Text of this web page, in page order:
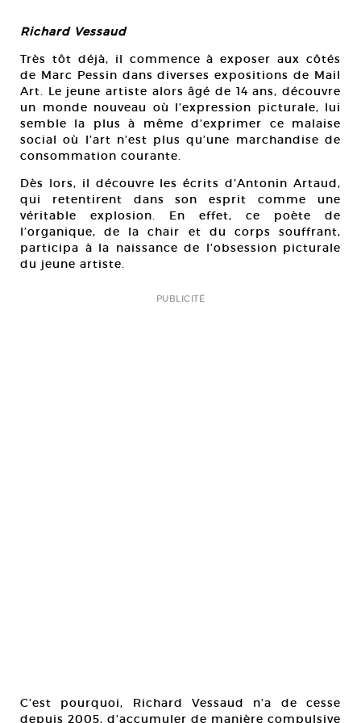
Richard Vessaud
Très tôt déjà, il commence à exposer aux côtés
de Marc Pessin dans diverses expositions de Mail
Art. Le jeune artiste alors âgé de 14 ans, découvre
un monde nouveau où l’expression picturale, lui
semble la plus à même d’exprimer ce malaise
social où l’art n’est plus qu’une marchandise de
consommation courante.
Dès lors, il découvre les écrits d’Antonin Artaud,
qui retentirent dans son esprit comme une
véritable explosion. En effet, ce poète de
l’organique, de la chair et du corps souffrant,
participa à la naissance de l’obsession picturale
du jeune artiste.
PUBLICITÉ
C’est pourquoi, Richard Vessaud n’a de cesse
depuis 2005, d’accumuler de manière compulsive